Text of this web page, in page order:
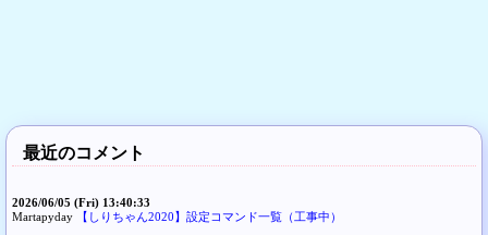
最近のコメント
2026/06/05 (Fri) 13:40:33
Martapyday
【しりちゃん2020】設定コマンド一覧（工事中）